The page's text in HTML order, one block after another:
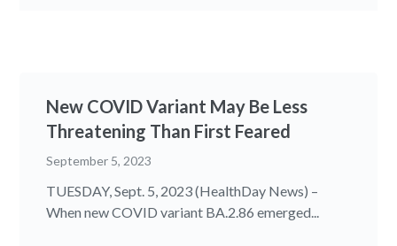
New COVID Variant May Be Less
Threatening Than First Feared
September 5, 2023
TUESDAY, Sept. 5, 2023 (HealthDay News) –
When new COVID variant BA.2.86 emerged...